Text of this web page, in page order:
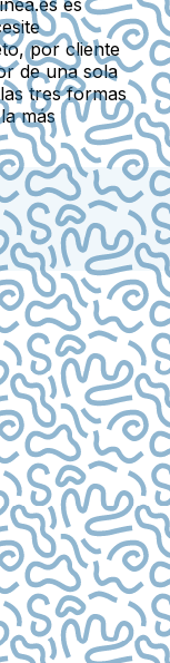
por cliente
de una sola
tres formas
más